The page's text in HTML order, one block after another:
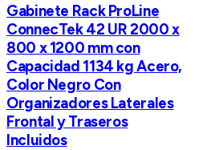
Gabinete Rack ProLine
ConnecTek 42 UR 2000 x
800 x 1200 mm con
Capacidad 1134 kg Acero,
Color Negro Con
Organizadores Laterales
Frontal y Traseros
Incluidos